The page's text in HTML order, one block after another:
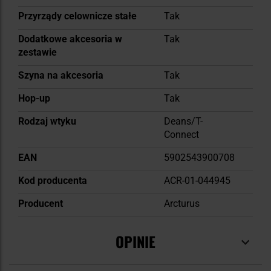
Przyrządy celownicze stałe
Tak
Dodatkowe akcesoria w
zestawie
Tak
Szyna na akcesoria
Tak
Hop-up
Tak
Rodzaj wtyku
Deans/T-
Connect
EAN
5902543900708
Kod producenta
ACR-01-044945
Producent
Arcturus
OPINIE